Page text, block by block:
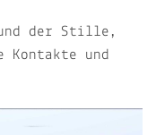
und der Stille,
Kontakte und